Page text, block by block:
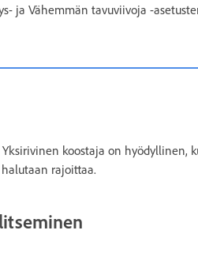
ja Vähemmän tavuviivoja -
koostaja on hyödyllinen,
rajoittaa.